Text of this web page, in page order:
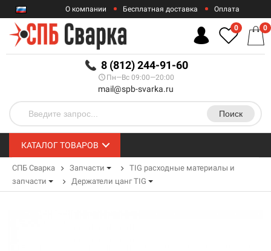
RUB
О компании Бесплатная доставка Оплата
Гарантии
8 (812) 244-91-60
Пн—Вс 09:00—20:00
mail@spb-svarka.ru
Поиск
0 0
КАТАЛОГ ТОВАРОВ
СПБ Сварка Запчасти
TIG расходные материалы и
запчасти
Держатели цанг TIG